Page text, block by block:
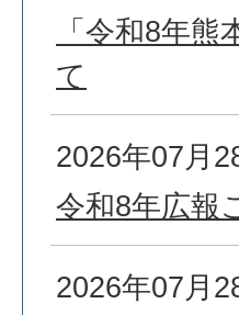
「令和8年
て
2026年07月
令和8年広報
2026年07月